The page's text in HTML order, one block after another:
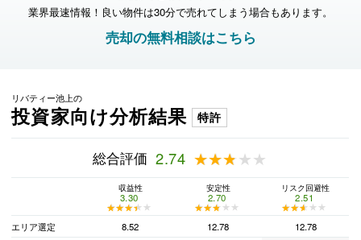
業界最速情報！良い物件は30分で売れてしまう場合もあります。
売却の無料相談はこちら
リバティー池上の
投資家向け分析結果 特許
総合評価 2.74 ★★★★★
★★★★★
収益性
3.30
★★★★★
★★★★★
安定性
2.70
★★★★★
★★★★★
リスク回避性
2.51
★★★★★
★★★★★
エリア選定
8.52 12.78
12.78